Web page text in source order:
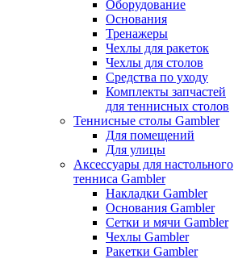
Оборудование
Основания
Тренажеры
Чехлы для ракеток
Чехлы для столов
Средства по уходу
Комплекты запчастей
для теннисных столов
Теннисные столы Gambler
Для помещений
Для улицы
Аксессуары для настольного
тенниса Gambler
Накладки Gambler
Основания Gambler
Сетки и мячи Gambler
Чехлы Gambler
Ракетки Gambler